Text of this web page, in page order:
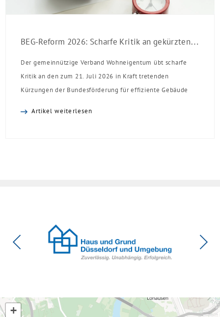
BEG-Reform 2026: Scharfe Kritik an gekürzten Sanierungsförderungen
Der gemeinnützige Verband Wohneigentum übt scharfe
Kritik an den zum 21. Juli 2026 in Kraft tretenden
Kürzungen der Bundesförderung für effiziente Gebäude
Artikel weiterlesen
+